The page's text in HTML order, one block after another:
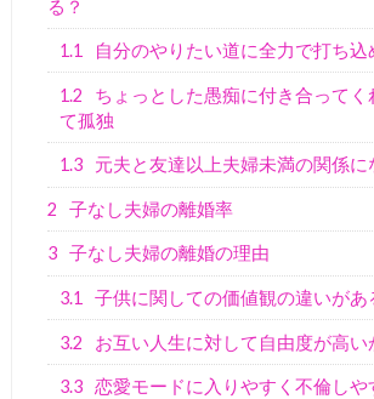
る？
1.1 自分のやりたい道に全力で打ち込
1.2
ちょっとした愚痴に付き合ってく
て孤独
1.3 元夫と友達以上夫婦未満の関係に
2 子なし夫婦の離婚率
3 子なし夫婦の離婚の理由
3.1 子供に関しての価値観の違いがあ
3.2 お互い人生に対して自由度が高い
3.3 恋愛モードに入りやすく不倫しや